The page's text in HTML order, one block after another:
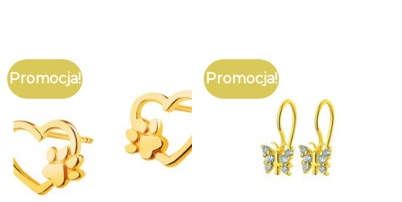
Promocja! Promocja!